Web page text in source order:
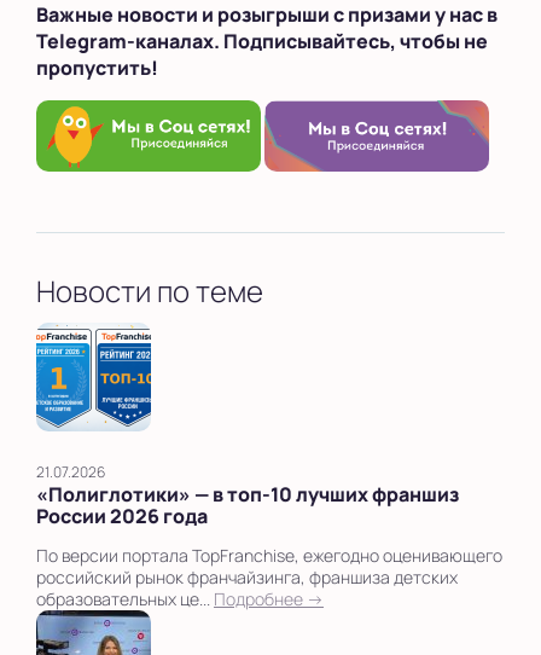
Важные новости и розыгрыши с призами у нас в
Telegram-каналах. Подписывайтесь, чтобы не
пропустить!
Новости по теме
21.07.2026
«Полиглотики» — в топ‑10 лучших франшиз
России 2026 года
По версии портала TopFranchise, ежегодно оценивающего
российский рынок франчайзинга, франшиза детских
образовательных це... Подробнее →